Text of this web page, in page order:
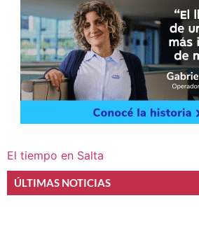
El tiempo en Salta
ÚLTIMAS NOTICIAS